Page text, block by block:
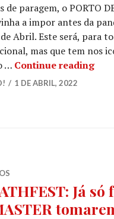
de paragem, o PORTO
a impor antes da
Abril. Este será, para
mas que tem nos
… Continue reading
1 DE ABRIL, 2022
Já